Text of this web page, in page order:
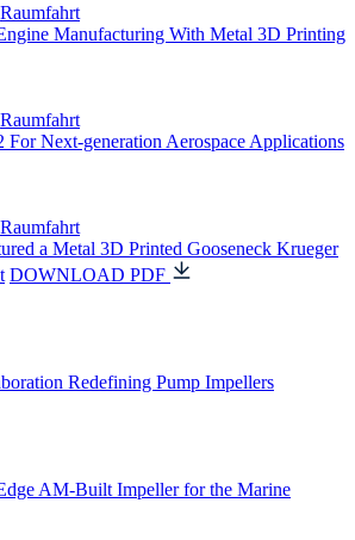
Raumfahrt
Manufacturing With Metal 3D Printing
Raumfahrt
For Next-generation Aerospace Applications
Raumfahrt
a Metal 3D Printed Gooseneck Krueger
DOWNLOAD PDF
Redefining Pump Impellers
AM-Built Impeller for the Marine